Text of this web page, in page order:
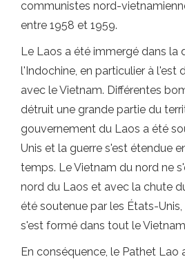
communistes nord-
entre 1958 et 1959.
Le Laos a été immergé dans la
l'Indochine, en particulier à l'est
avec le Vietnam. Différentes
détruit une grande partie du
gouvernement du Laos a été
Unis et la guerre s'est étendue
temps. Le Vietnam du nord ne
nord du Laos et avec la chute
été soutenue par les États-
s'est formé dans tout le
En conséquence, le Pathet Lao